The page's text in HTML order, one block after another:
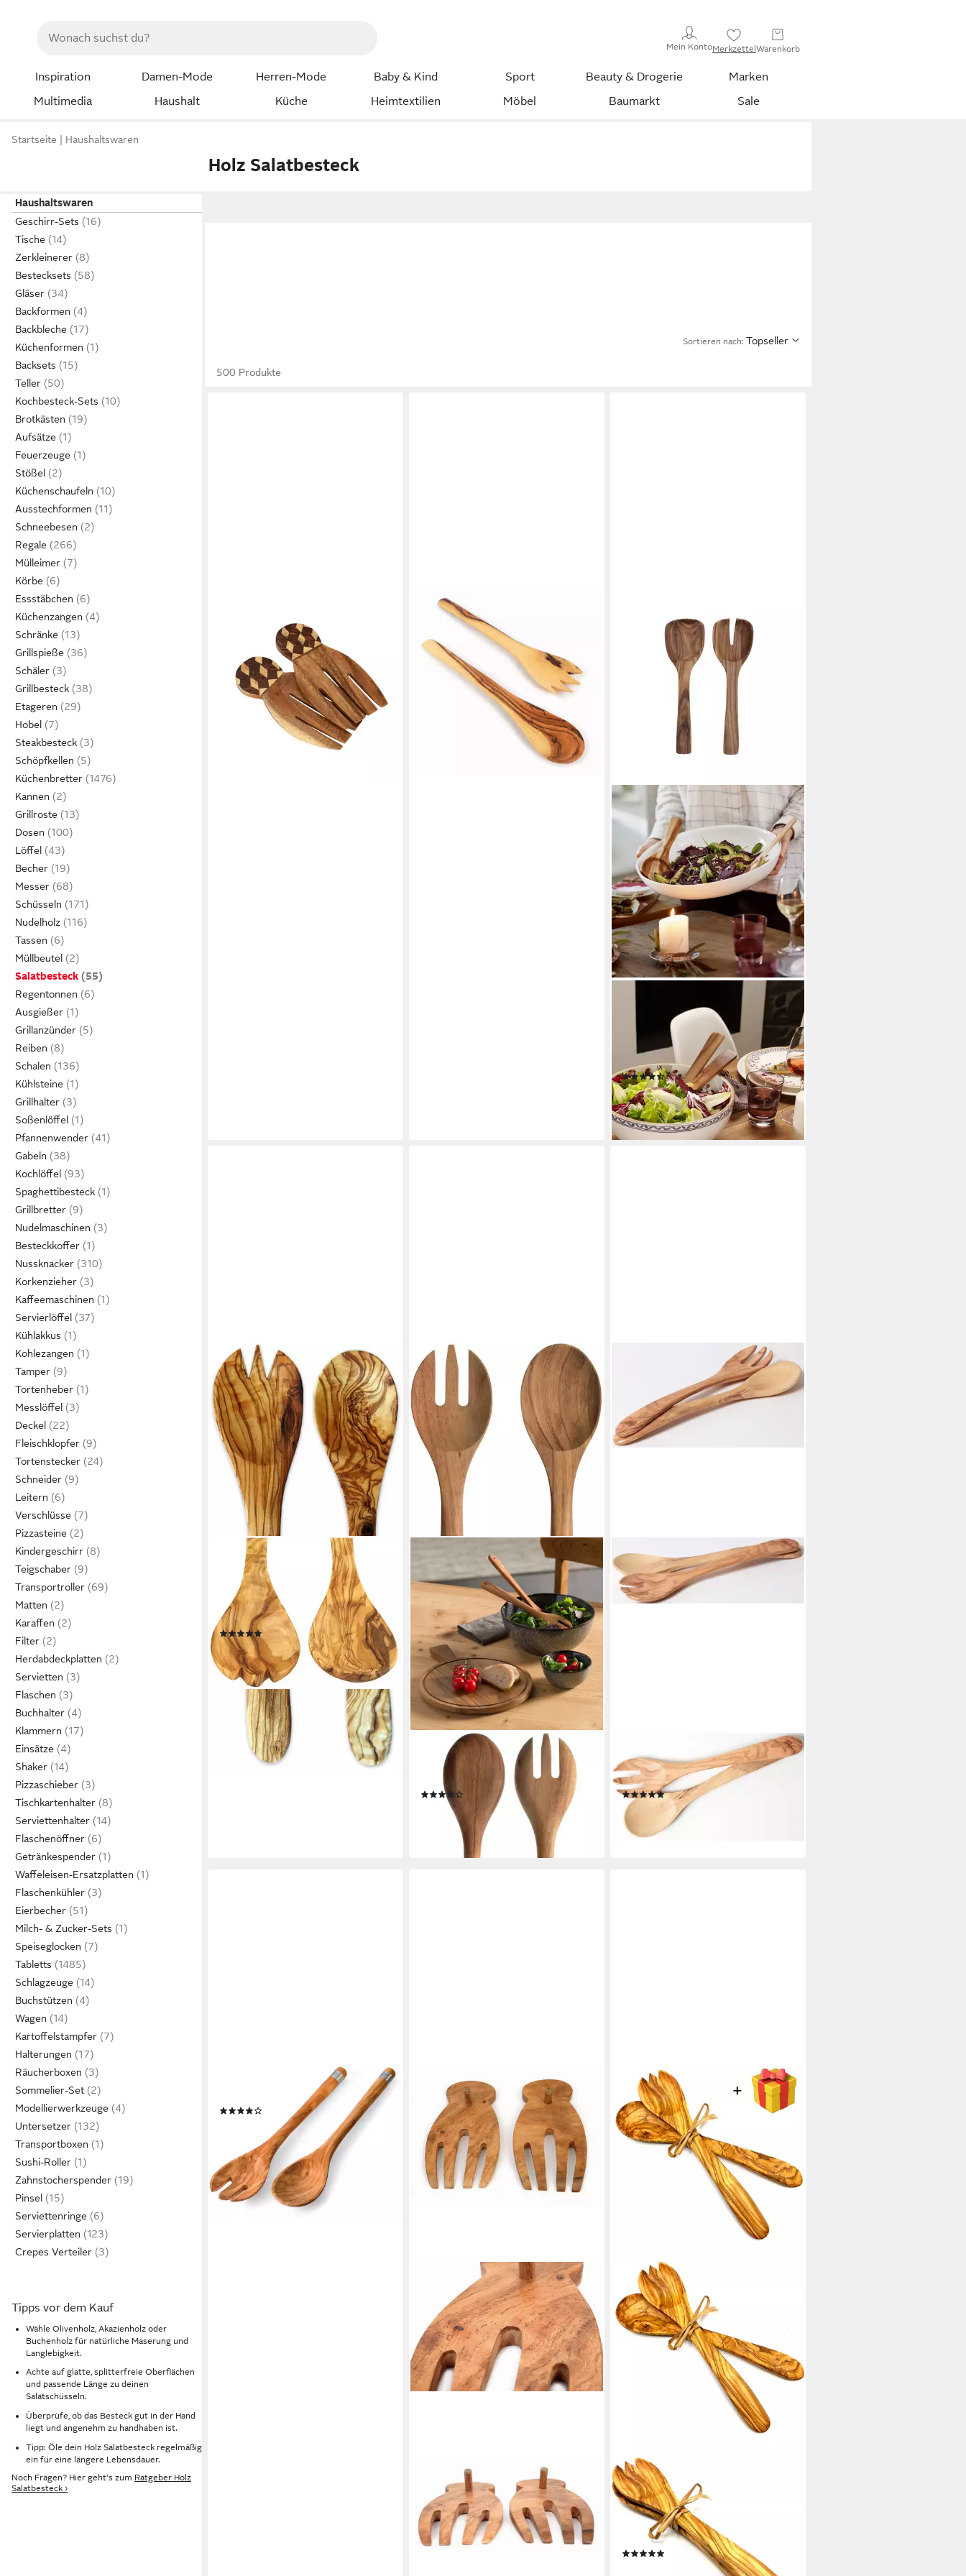
Mein KontoMerkzettelWarenkorb
Inspiration Damen-Mode Herren-Mode Baby & Kind Sport Beauty & Drogerie
Marken
Multimedia
Haushalt Küche Heimtextilien Möbel Baumarkt Sale
Startseite Haushaltswaren
Holz Salatbesteck
Haushaltswaren
Geschirr-Sets
Tische
Zerkleinerer
Bestecksets
Gläser
Backformen
Backbleche
Küchenformen
Backsets
Teller
Kochbesteck-Sets
Brotkästen
Aufsätze
Feuerzeuge
Stößel
Küchenschaufeln
Ausstechformen
Schneebesen
Regale
Mülleimer
Körbe
Essstäbchen
Küchenzangen
Schränke
Grillspieße
Schäler
Grillbesteck
Etageren
Hobel
Steakbesteck
Schöpfkellen
Küchenbretter
Kannen
Grillroste
Dosen
Löffel
Becher
Messer
Schüsseln
Nudelholz
Tassen
Müllbeutel
Salatbesteck
Regentonnen
Ausgießer
Grillanzünder
Reiben
Schalen
Kühlsteine
Grillhalter
Soßenlöffel
Pfannenwender
Gabeln
Kochlöffel
Spaghettibesteck
Grillbretter
Nudelmaschinen
Besteckkoffer
Nussknacker
Korkenzieher
Kaffeemaschinen
Servierlöffel
Kühlakkus
Kohlezangen
Tamper
Tortenheber
Messlöffel
Deckel
Fleischklopfer
Tortenstecker
Schneider
Leitern
Verschlüsse
Pizzasteine
Kindergeschirr
Teigschaber
Transportroller
Matten
Karaffen
Filter
Herdabdeckplatten
Servietten
Flaschen
Buchhalter
Klammern
Einsätze
Shaker
Pizzaschieber
Tischkartenhalter
Serviettenhalter
Flaschenöffner
Getränkespender
Waffeleisen-Ersatzplatten
Flaschenkühler
Eierbecher
Milch- & Zucker-Sets
Speiseglocken
Tabletts
Schlagzeuge
Buchstützen
Wagen
Kartoffelstampfer
Halterungen
Räucherboxen
Sommelier-Set
Modellierwerkzeuge
Untersetzer
Transportboxen
Sushi-Roller
Zahnstocherspender
Pinsel
Serviettenringe
Servierplatten
Crepes Verteiler
Tipps vor dem Kauf
Wähle Olivenholz, Akazienholz oder
Buchenholz für natürliche Maserung und
Langlebigkeit.
Achte auf glatte, splitterfreie Oberflächen
und passende Länge zu deinen
Salatschüsseln.
Überprüfe, ob das Besteck gut in der Hand
liegt und angenehm zu handhaben ist.
Tipp: Öle dein Holz Salatbesteck regelmäßig
ein für eine längere Lebensdauer.
Noch Fragen? Hier geht's zum Ratgeber Holz
Salatbesteck ›
Sortieren nach: Topseller
500 Produkte
"Schachbrett", Handmade, Handmade
lieferbar - in 5-6 Werktagen bei dir
EL PUENTE
Salatbesteck Salatbesteck,
Handmade, Handmade
29,99 €
lieferbar - in 5-6 Werktagen bei dir
Salatbesteck Artesano Original
Salatbesteck, 2tlg. (Set, 2-tlg),
Akazienholz, 2 Stck, Handwäsche
empfohlen
(24)
ab 22,60 € UVP26,90 €
-16%
lieferbar - in 2-3 Werktagen bei dir
OLIVENHOLZ-ERLEBEN
Salatbesteck Mittel aus
naturbelassenem Olivenholz (Set, 2-
tlg., Gabel, Löffel), Länge 30 cm,
Naturprodukt, geschmacksneutral
(19)
ab 11,38 € 13,95 €
-18%
lieferbar - in 3-4 Werktagen bei dir
LEONARDO
Salatbesteck MATERA (Set, 2-tlg),
Akazienholz, 30 cm
ab 20,45 € UVP24,95 €
lieferbar - in 4-5 Werktagen bei dir
Salatbesteck Provencal (Set, 2-tlg),
Olivenholz, 30 cm
(1)
29,95 €
lieferbar - in 3-4 Werktagen bei dir
Salatbesteck Acero (Set, 2-tlg)
lieferbar - in 3-4 Werktagen bei dir
EL PUENTE
Salatbesteck Salatbesteck zum
Einhängen, Handmade, Handmade
19,99 €
lieferbar - in 5-6 Werktagen bei dir
OLIVENHOLZ-ERLEBEN
Salatbesteck Salatbesteck mittel mit
Bastband (Set, 2-tlg., 1x Salatlöffel, 1x
Salatgabel), Stilvoll Salate servieren –
ein echter Blickfang auf dem Tisch.